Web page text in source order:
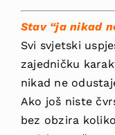
Stav “ja nikad
Svi svjetski
zajedničku
nikad ne
Ako još niste
bez obzira